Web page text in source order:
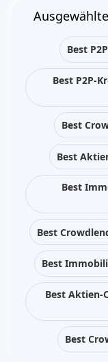
Best
Best P2P-
Best
Best
Best
Best
Best
Best Aktien-
Best